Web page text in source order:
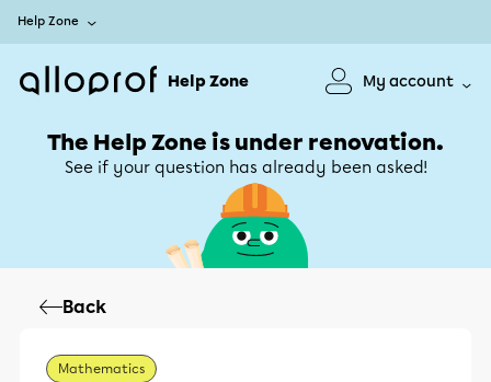
Help Zone
Help Zone My account
The Help Zone is under renovation.
See if your question has already been asked!
Back
Mathematics